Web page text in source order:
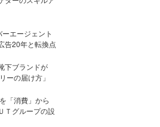
ーエージェント
告20年と転換点
下ブランドが
ーの届け方」
「消費」から
Ｔグループの設